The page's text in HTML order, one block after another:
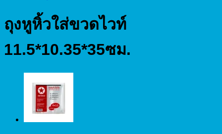
ถุงหูหิ้วใส่ขวดไวท์
11.5*10.35*35ซม.